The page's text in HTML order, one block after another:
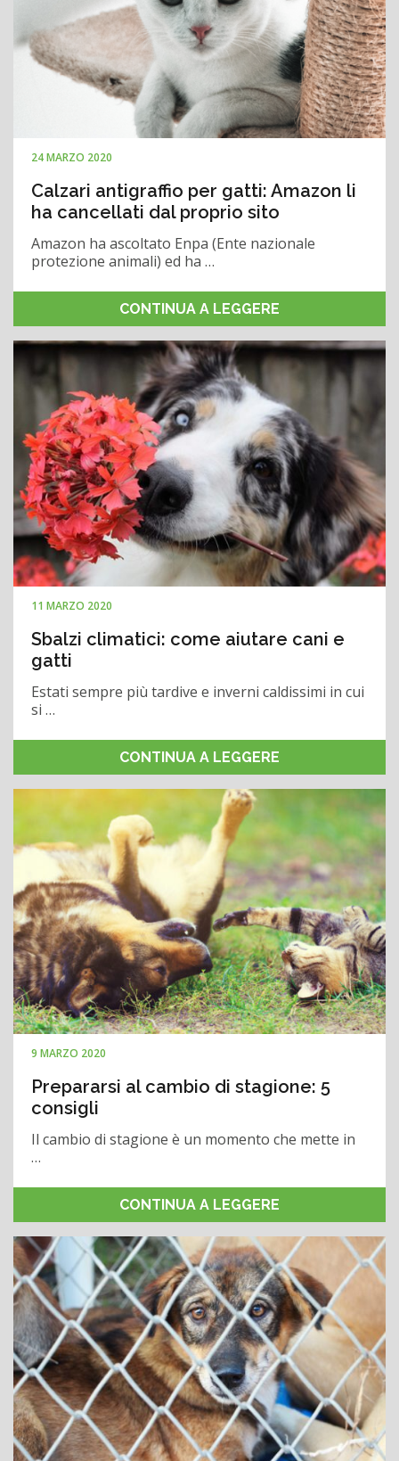
24 MARZO 2020
Calzari antigraffio per gatti: Amazon li
ha cancellati dal proprio sito
Amazon ha ascoltato Enpa (Ente nazionale
protezione animali) ed ha …
CONTINUA A LEGGERE
11 MARZO 2020
Sbalzi climatici: come aiutare cani e
gatti
Estati sempre più tardive e inverni caldissimi in cui
si …
CONTINUA A LEGGERE
9 MARZO 2020
Prepararsi al cambio di stagione: 5
consigli
Il cambio di stagione è un momento che mette in
…
CONTINUA A LEGGERE